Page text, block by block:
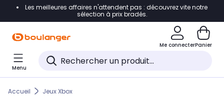
Accéder directement à la navigation
Accéder directement au pied de page
Accéder directement au chatbot
Les meilleures affaires n'attendent pas : découvrez vite notre
sélection à prix bradés.
Me connecterPanier
Menu
Accueil Jeux Xbox